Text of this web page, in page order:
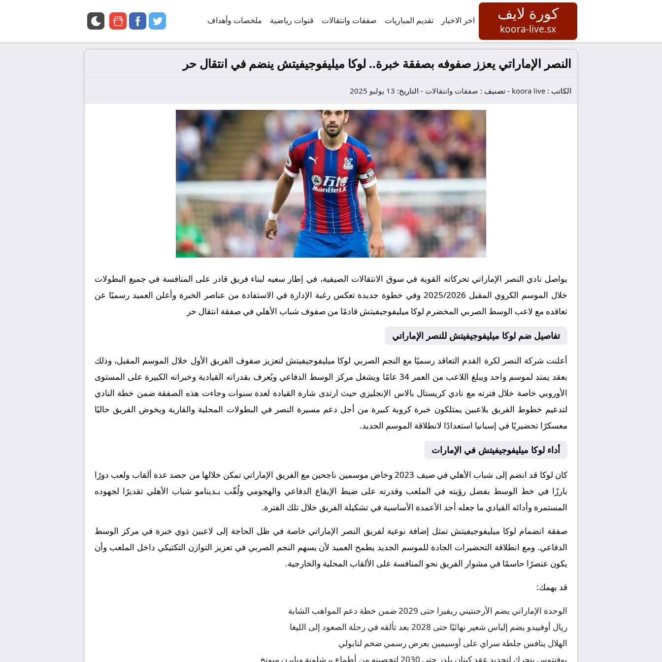
كورة لايف
koora-live.sx
اخر الاخبار تقديم المباريات صفقات وانتقالات قنوات رياضية ملخصات وأهداف twitter
facebook
google
النصر الإماراتي يعزز صفوفه بصفقة خبرة.. لوكا ميليفوجيفيتش ينضم في انتقال حر
الكاتب : koora live
- تصنيف : صفقات وانتقالات - التاريخ: 13 يوليو 2025
يواصل نادي النصر الإماراتي تحركاته القوية في سوق الانتقالات الصيفية، في إطار سعيه لبناء فريق قادر على المنافسة في جميع البطولات
خلال الموسم الكروي المقبل 2025/2026 وفي خطوة جديدة تعكس رغبة الإدارة في الاستفادة من عناصر الخبرة وأعلن العميد رسميًا عن
تعاقده مع لاعب الوسط الصربي المخضرم لوكا ميليفوجيفيتش قادمًا من صفوف شباب الأهلي في صفقة انتقال حر
تفاصيل ضم لوكا ميليفوجيفيتش للنصر الإماراتي
أعلنت شركة النصر لكرة القدم التعاقد رسميًا مع النجم الصربي لوكا ميليفوجيفيتش لتعزيز صفوف الفريق الأول خلال الموسم المقبل، وذلك
بعقد يمتد لموسم واحد ويبلغ اللاعب من العمر 34 عامًا ويشغل مركز الوسط الدفاعي ويُعرف بقدراته القيادية وخبراته الكبيرة على المستوى
الأوروبي خاصة خلال فترته مع نادي كريستال بالاس الإنجليزي حيث ارتدى شارة القيادة لعدة سنوات وجاءت هذه الصفقة ضمن خطة النادي
لتدعيم خطوط الفريق بلاعبين يمتلكون خبرة كروية كبيرة من أجل دعم مسيرة النصر في البطولات المحلية والقارية ويخوض الفريق حاليًا
معسكرًا تحضيريًا في إسبانيا استعدادًا لانطلاقة الموسم الجديد.
أداء لوكا ميليفوجيفيتش في الإمارات
كان لوكا قد انضم إلى شباب الأهلي في صيف 2023 وخاض موسمين ناجحين مع الفريق الإماراتي تمكن خلالها من حصد عدة ألقاب ولعب دورًا
بارزًا في خط الوسط بفضل رؤيته في الملعب وقدرته على ضبط الإيقاع الدفاعي والهجومي ولُقّب بـدينامو شباب الأهلي تقديرًا لجهوده
المستمرة وأدائه القيادي ما جعله أحد الأعمدة الأساسية في تشكيلة الفريق خلال تلك الفترة.
صفقة انضمام لوكا ميليفوجيفيتش تمثل إضافة نوعية لفريق النصر الإماراتي خاصة في ظل الحاجة إلى لاعبين ذوي خبرة في مركز الوسط
الدفاعي. ومع انطلاقة التحضيرات الجادة للموسم الجديد يطمح العميد لأن يسهم النجم الصربي في تعزيز التوازن التكتيكي داخل الملعب وأن
يكون عنصرًا حاسمًا في مشوار الفريق نحو المنافسة على الألقاب المحلية والخارجية.
قد يهمك:
الوحدة الإماراتي يضم الأرجنتيني ريفيرا حتى 2029 ضمن خطة دعم المواهب الشابة
ريال أوفييدو يضم إلياس شعير نهائيًا حتى 2028 بعد تألقه في رحلة الصعود إلى الليغا
الهلال ينافس جلطة سراي على أوسيمين بعرض رسمي ضخم لنابولي
يوفنتوس يتحرك لتجديد عقد كينان يلدز حتى 2030 لتحصينه من أطماع برشلونة وبايرن ميونخ